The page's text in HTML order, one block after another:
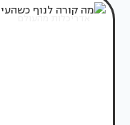
אדריכלות מהעולם